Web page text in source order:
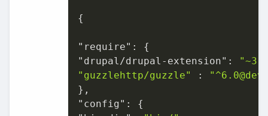
{
"require": {
"drupal/drupal-extension":
"guzzlehttp/guzzle"
:
},
"config": {